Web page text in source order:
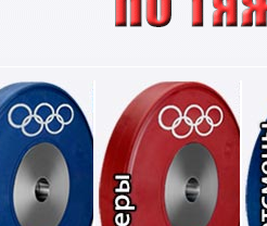
Соревнования